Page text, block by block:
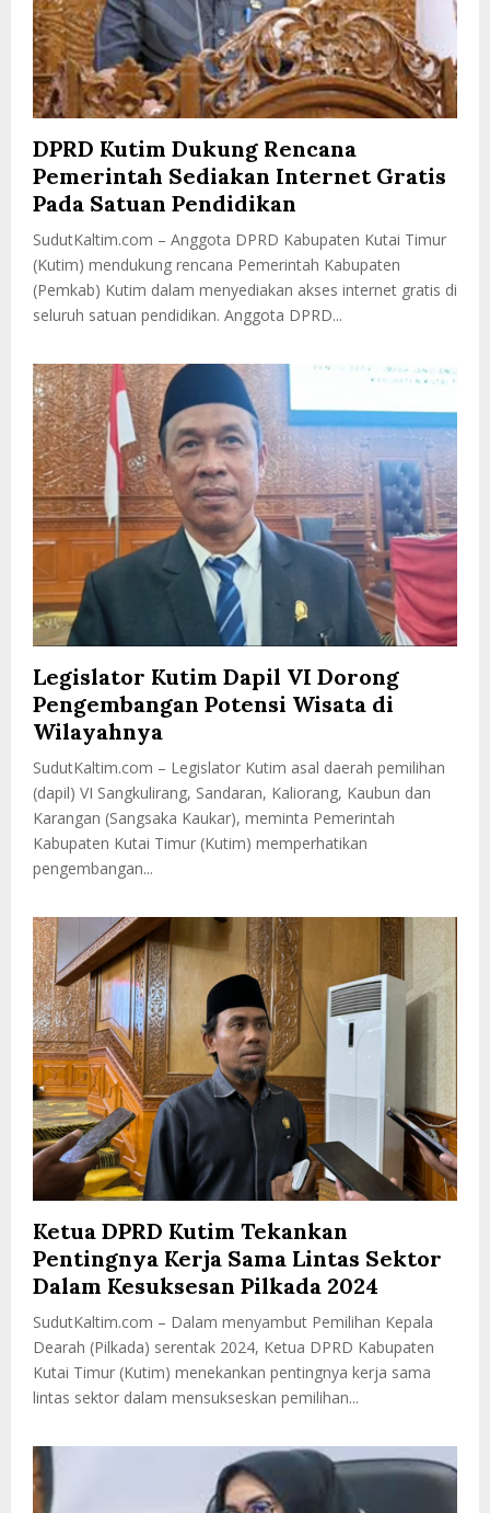
DPRD Kutim Dukung Rencana
Pemerintah Sediakan Internet Gratis
Pada Satuan Pendidikan
SudutKaltim.com – Anggota DPRD Kabupaten Kutai Timur
(Kutim) mendukung rencana Pemerintah Kabupaten
(Pemkab) Kutim dalam menyediakan akses internet gratis di
seluruh satuan pendidikan. Anggota DPRD...
Legislator Kutim Dapil VI Dorong
Pengembangan Potensi Wisata di
Wilayahnya
SudutKaltim.com – Legislator Kutim asal daerah pemilihan
(dapil) VI Sangkulirang, Sandaran, Kaliorang, Kaubun dan
Karangan (Sangsaka Kaukar), meminta Pemerintah
Kabupaten Kutai Timur (Kutim) memperhatikan
pengembangan...
Ketua DPRD Kutim Tekankan
Pentingnya Kerja Sama Lintas Sektor
Dalam Kesuksesan Pilkada 2024
SudutKaltim.com – Dalam menyambut Pemilihan Kepala
Dearah (Pilkada) serentak 2024, Ketua DPRD Kabupaten
Kutai Timur (Kutim) menekankan pentingnya kerja sama
lintas sektor dalam mensukseskan pemilihan...